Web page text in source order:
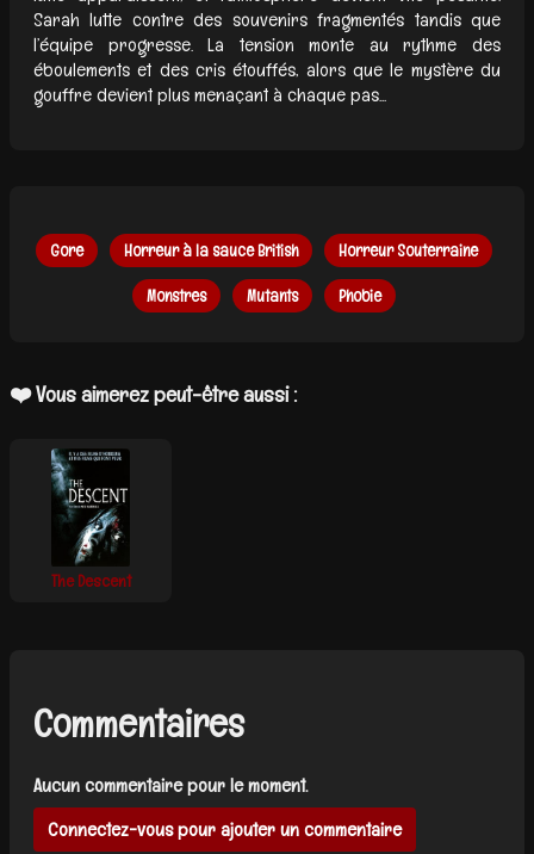
Sarah lutte contre des souvenirs fragmentés tandis que
l’équipe progresse. La tension monte au rythme des
éboulements et des cris étouffés, alors que le mystère du
gouffre devient plus menaçant à chaque pas...
Gore Horreur à la sauce British Horreur Souterraine
Monstres Mutants Phobie
❤️ Vous aimerez peut-être aussi :
The Descent
Commentaires
Aucun commentaire pour le moment.
Connectez-vous pour ajouter un commentaire